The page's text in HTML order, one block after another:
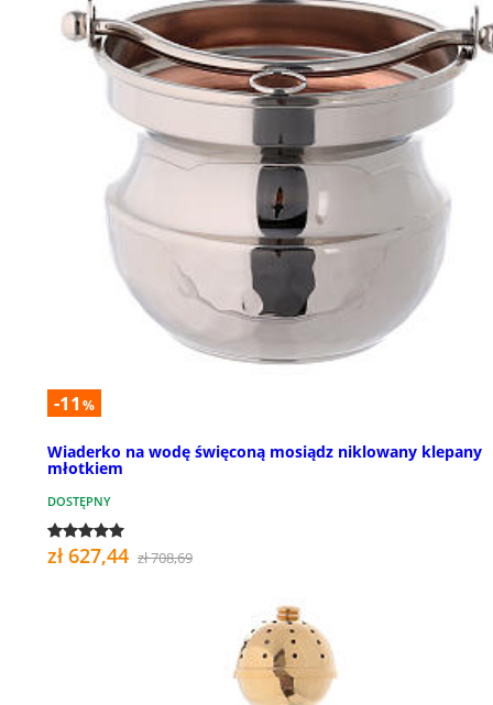
-11 %
Wiaderko na wodę święconą mosiądz niklowany klepany
młotkiem
DOSTĘPNY
zł 627,44 zł 708,69